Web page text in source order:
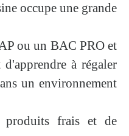
occupe une grande
ou un BAC PRO et
à régaler
un environnement
produits frais et de